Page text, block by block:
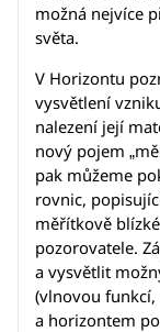
možná nejvíce
světa.
V Horizontu
vysvětlení
nalezení její
nový pojem
pak můžeme
rovnic,
měřítkově
pozorovatele.
a vysvětlit
(vlnovou
a horizontem